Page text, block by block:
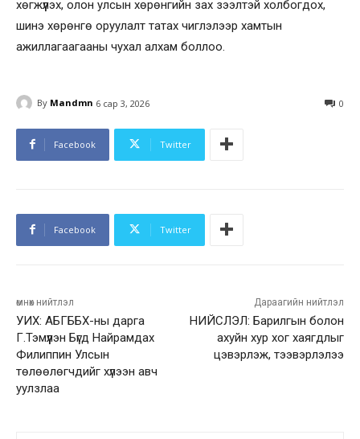
хөгжүүлэх, олон улсын хөрөнгийн зах зээлтэй холбогдох,
шинэ хөрөнгө оруулалт татах чиглэлээр хамтын
ажиллагаагааны чухал алхам боллоо.
By Mandmn 6 сар 3, 2026 0
Facebook Twitter
Facebook Twitter
өмнөх нийтлэл
УИХ: АБГББХ-ны дарга
Г.Тэмүүлэн Бүгд Найрамдах
Филиппин Улсын
төлөөлөгчдийг хүлээн авч
уулзлаа
Дараагийн нийтлэл
НИЙСЛЭЛ: Барилгын болон
ахуйн хур хог хаягдлыг
цэвэрлэж, тээвэрлэлээ